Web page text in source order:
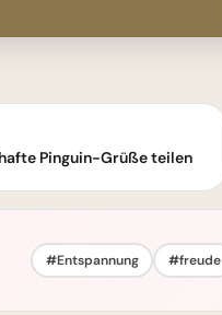
Pinguin-Grüße teilen
#Entspannung #freude